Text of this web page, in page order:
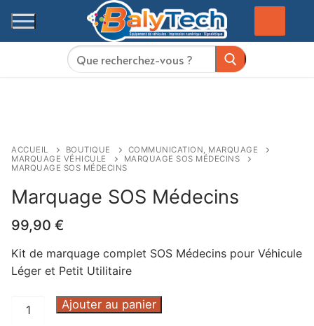
au
contenu
Rechercher
ACCUEIL BOUTIQUE
COMMUNICATION, MARQUAGE
MARQUAGE VÉHICULE
MARQUAGE SOS MÉDECINS
MARQUAGE SOS MÉDECINS
Marquage SOS Médecins
99,90 €
Kit de marquage complet SOS Médecins pour Véhicule
Léger et Petit Utilitaire
quantité
Ajouter au panier